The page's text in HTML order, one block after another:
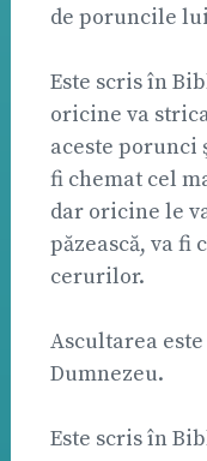
de poruncile
Este scris în
oricine va
aceste porunci
fi chemat cel
dar oricine le
păzească, va fi
cerurilor.
Ascultarea
Dumnezeu.
Este scris în